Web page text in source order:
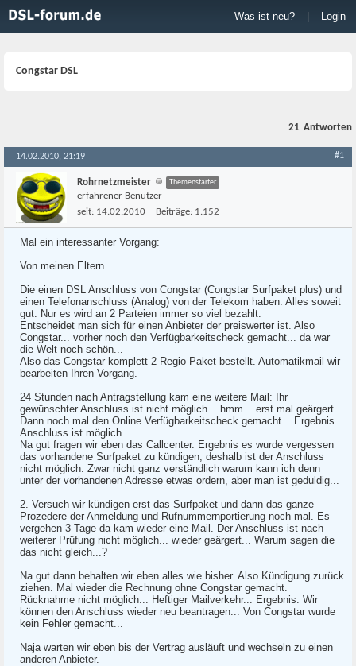
Was ist neu? Login
Congstar DSL
21 Antworten
14.02.2010, 21:19 #1
Rohrnetzmeister Themenstarter
erfahrener Benutzer
seit: 14.02.2010 Beiträge: 1.152
Mal ein interessanter Vorgang:
Von meinen Eltern.
Die einen DSL Anschluss von Congstar (Congstar Surfpaket plus) und
einen Telefonanschluss (Analog) von der Telekom haben. Alles soweit
gut. Nur es wird an 2 Parteien immer so viel bezahlt.
Entscheidet man sich für einen Anbieter der preiswerter ist. Also
Congstar... vorher noch den Verfügbarkeitscheck gemacht... da war
die Welt noch schön...
Also das Congstar komplett 2 Regio Paket bestellt. Automatikmail wir
bearbeiten Ihren Vorgang.
24 Stunden nach Antragstellung kam eine weitere Mail: Ihr
gewünschter Anschluss ist nicht möglich... hmm... erst mal geärgert...
Dann noch mal den Online Verfügbarkeitscheck gemacht... Ergebnis
Anschluss ist möglich.
Na gut fragen wir eben das Callcenter. Ergebnis es wurde vergessen
das vorhandene Surfpaket zu kündigen, deshalb ist der Anschluss
nicht möglich. Zwar nicht ganz verständlich warum kann ich denn
unter der vorhandenen Adresse etwas ordern, aber man ist geduldig...
2. Versuch wir kündigen erst das Surfpaket und dann das ganze
Prozedere der Anmeldung und Rufnummernportierung noch mal. Es
vergehen 3 Tage da kam wieder eine Mail. Der Anschluss ist nach
weiterer Prüfung nicht möglich... wieder geärgert... Warum sagen die
das nicht gleich...?
Na gut dann behalten wir eben alles wie bisher. Also Kündigung zurück
ziehen. Mal wieder die Rechnung ohne Congstar gemacht.
Rücknahme nicht möglich... Heftiger Mailverkehr... Ergebnis: Wir
können den Anschluss wieder neu beantragen... Von Congstar wurde
kein Fehler gemacht...
Naja warten wir eben bis der Vertrag ausläuft und wechseln zu einen
anderen Anbieter.